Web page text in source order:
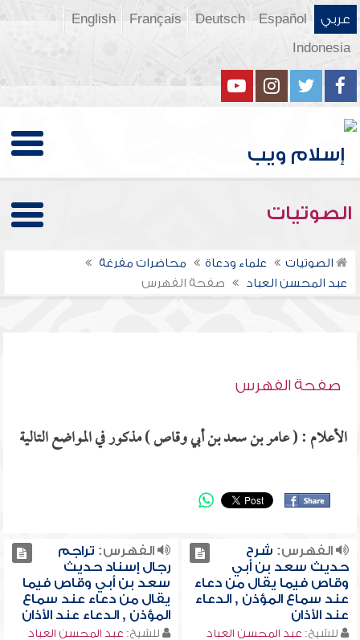
عربي Español
Deutsch
Français
English
Indonesia
الصوتيات
الصوتيات علماء ودعاة
محاضرات مفرغة
عبد المحسن العباد
صفحة الفهرس
صفحة الفهرس
الأعلام : ( عامر بن سعد بن أبي وقاص ) مذكور في المواضع التالية
الفهرس: شرح
حديث سعد بن أبي
وقاص فيما يقال من دعاء
عند سماع المؤذن , الدعاء
عند الأذان
للشيخ: عبد المحسن العباد
الفهرس: تراجم
رجال إسناد حديث
سعد بن أبي وقاص فيما
يقال من دعاء عند سماع
المؤذن , الدعاء عند الأذان
للشيخ: عبد المحسن العباد